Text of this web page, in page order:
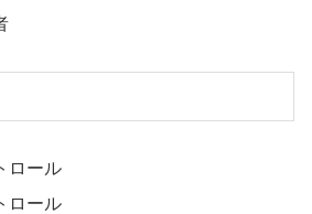
ロール
ロール